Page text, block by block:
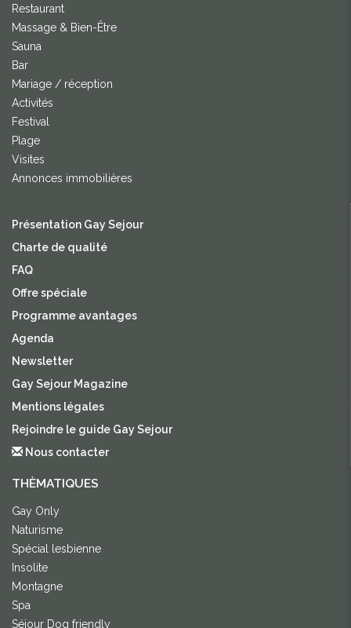
Restaurant
Massage & Bien-Être
Sauna
Bar
Mariage / réception
Activités
Festival
Plage
Visites
Annonces immobilières
Présentation Gay Sejour
Charte de qualité
FAQ
Offre spéciale
Programme avantages
Agenda
Newsletter
Gay Sejour Magazine
Mentions légales
Rejoindre le guide Gay Sejour
Nous contacter
THÈMATIQUES
Gay Only
Naturisme
Spécial lesbienne
Insolite
Montagne
Spa
Séjour Dog friendly